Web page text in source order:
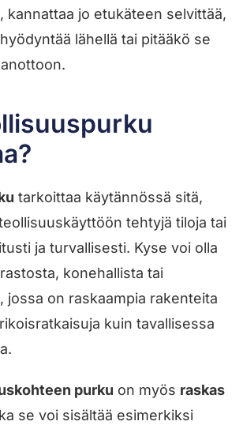
kannattaa jo etukäteen selvittää,
lähellä tai pitääkö se
tarkoittaa käytännössä sitä,
tehtyjä tiloja tai
ja turvallisesti. Kyse voi olla
konehallista tai
jossa on raskaampia rakenteita
kuin tavallisessa
purku on myös raskas
se voi sisältää esimerkiksi